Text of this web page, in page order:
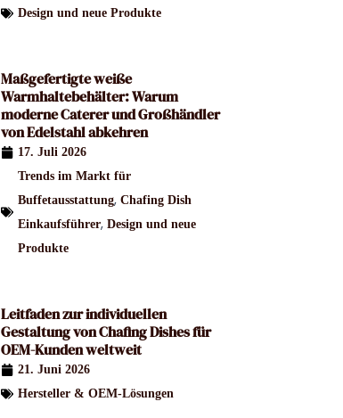
Design und neue Produkte
Maßgefertigte weiße
Warmhaltebehälter: Warum
moderne Caterer und Großhändler
von Edelstahl abkehren
17. Juli 2026
Trends im Markt für
Buffetausstattung,Chafing Dish
Einkaufsführer,Design und neue
Produkte
Leitfaden zur individuellen
Gestaltung von Chafing Dishes für
OEM-Kunden weltweit
21. Juni 2026
Hersteller & OEM-Lösungen